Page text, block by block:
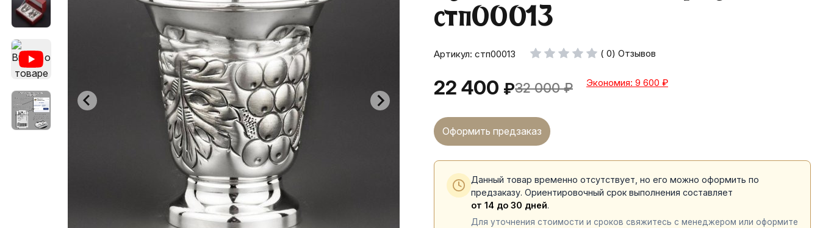
стп00013
Артикул: стп00013 ( 0) Отзывов
22 400 ₽32 000 ₽ Экономия: 9 600 ₽
Оформить предзаказ
Данный товар временно отсутствует, но его можно оформить по
предзаказу. Ориентировочный срок выполнения составляет
от 14 до 30 дней.
Для уточнения стоимости и сроков свяжитесь с менеджером или оформите